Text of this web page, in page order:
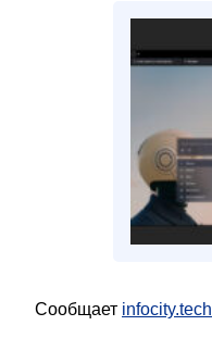
Сообщает infocity.tech